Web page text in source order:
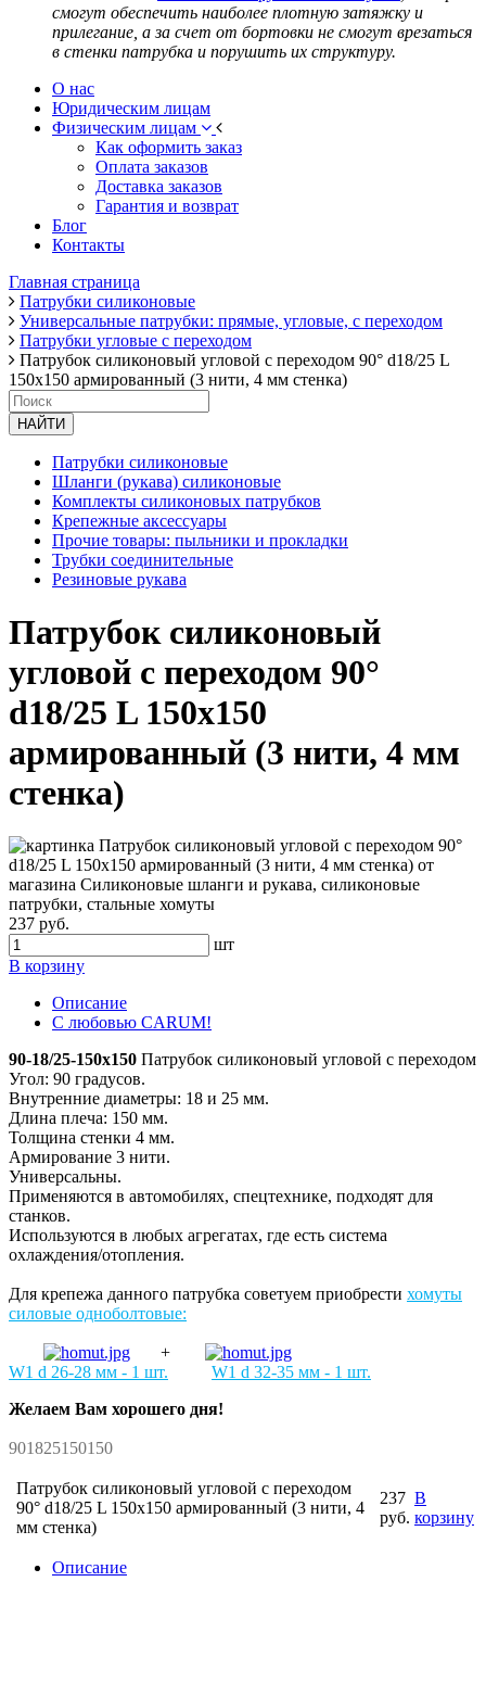
смогут обеспечить наиболее плотную затяжку и
прилегание, а за счет от бортовки не смогут врезаться
в стенки патрубка и порушить их структуру.
О нас
Юридическим лицам
Физическим лицам
Как оформить заказ
Оплата заказов
Доставка заказов
Гарантия и возврат
Блог
Контакты
Главная страница
Патрубки силиконовые
Универсальные патрубки: прямые, угловые, с переходом
Патрубки угловые с переходом
Патрубок силиконовый угловой с переходом 90° d18/25 L
150x150 армированный (3 нити, 4 мм стенка)
НАЙТИ
Патрубки силиконовые
Шланги (рукава) силиконовые
Комплекты силиконовых патрубков
Крепежные аксессуары
Прочие товары: пыльники и прокладки
Трубки соединительные
Резиновые рукава
Патрубок силиконовый
угловой с переходом 90°
d18/25 L 150x150
армированный (3 нити, 4 мм
стенка)
237 руб.
шт
В корзину
Описание
С любовью CARUM!
90-18/25-150x150 Патрубок силиконовый угловой с переходом
Угол: 90 градусов.
Внутренние диаметры: 18 и 25 мм.
Длина плеча: 150 мм.
Толщина стенки 4 мм.
Армирование 3 нити.
Универсальны.
Применяются в автомобилях, спецтехнике, подходят для
станков.
Используются в любых агрегатах, где есть система
охлаждения/отопления.
Для крепежа данного патрубка советуем приобрести хомуты
силовые одноболтовые:
+
W1 d 26-28 мм - 1 шт.
W1 d 32-35 мм - 1 шт.
Желаем Вам хорошего дня!
901825150150
Патрубок силиконовый угловой с переходом
90° d18/25 L 150x150 армированный (3 нити, 4
мм стенка)
237
руб.
В
корзину
Описание